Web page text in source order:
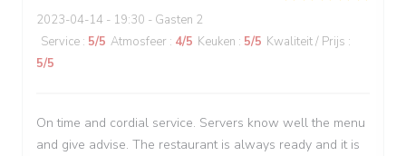
2023-04-14 - 19:30 - Gasten 2
Service : 5/5 Atmosfeer : 4/5 Keuken : 5/5 Kwaliteit / Prijs :
5/5
On time and cordial service. Servers know well the menu
and give advise. The restaurant is always ready and it is